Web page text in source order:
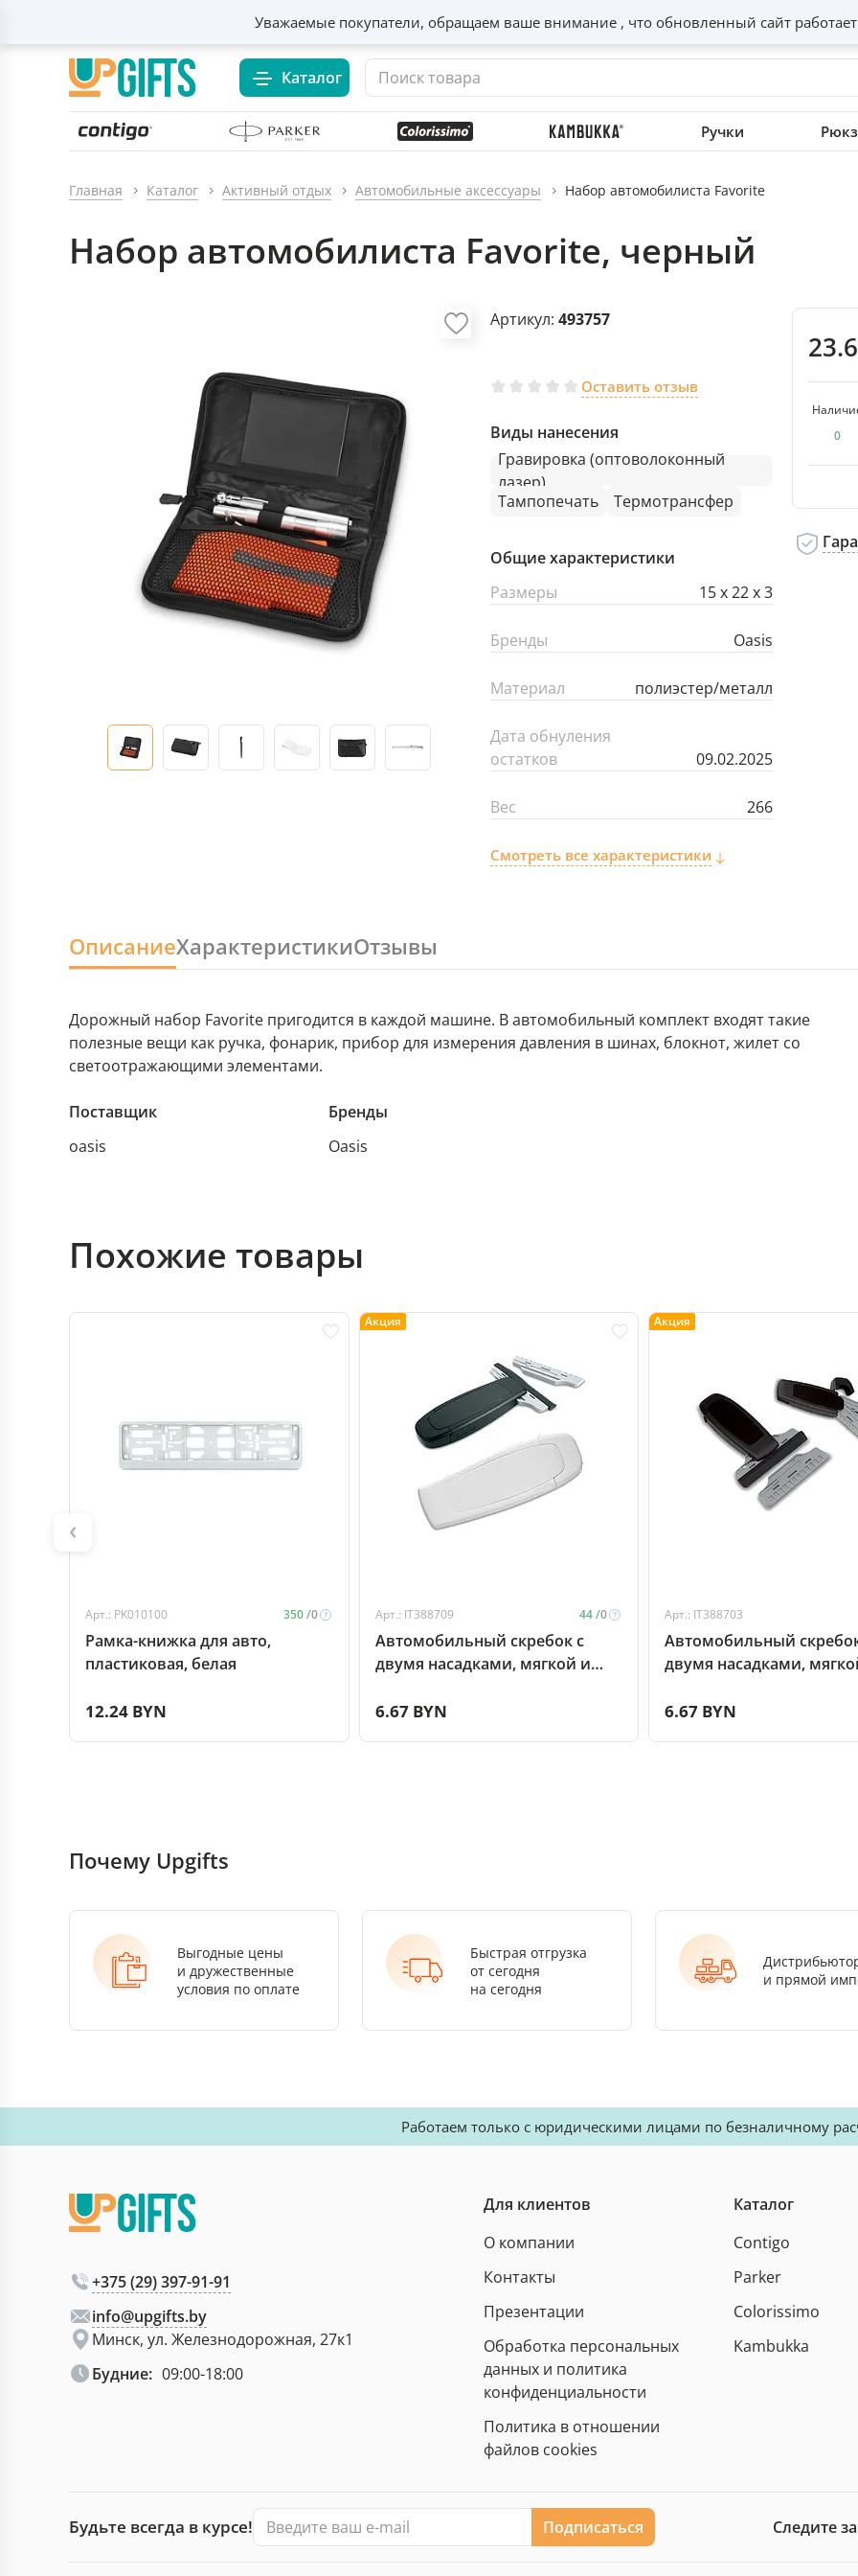
Уважаемые покупатели, обращаем ваше внимание , что обновленный сайт
Каталог
Ручки
Главная Каталог Активный отдых Автомобильные аксессуары Набор автомобилиста Favorite
Набор автомобилиста Favorite, черный
Артикул: 493757
Оставить отзыв
Виды нанесения
Гравировка (оптоволоконный
лазер)
Тампопечать
Термотрансфер
Общие характеристики
Размеры
15 х 22 х 3
Бренды Oasis
Материал полиэстер/металл
Дата обнуления
остатков
09.02.2025
Вес 266
Смотреть все характеристики
0
ОписаниеХарактеристикиОтзывы
Дорожный набор Favorite пригодится в каждой машине. В автомобильный комплект входят такие
полезные вещи как ручка, фонарик, прибор для измерения давления в шинах, блокнот, жилет со
светоотражающими элементами.
Поставщик
oasis
Бренды
Oasis
Похожие товары
Арт.: PK010100 350 /0
Рамка-книжка для авто,
пластиковая, белая
12.24 BYN
Акция
Арт.: IT388709 44 /0
Автомобильный скребок с
двумя насадками, мягкой и
6.67 BYN
Акция
Арт.: IT388703
Автомобильный
двумя насадками,
6.67 BYN
Почему Upgifts
Выгодные цены
и дружественные
условия по оплате
Быстрая отгрузка
от сегодня
на сегодня
и прямой
Работаем только с юридическими лицами по безналичному
+375 (29) 397-91-91
info@upgifts.by
Минск, ул. Железнодорожная, 27к1
Будние: 09:00-18:00
Для клиентов
О компании
Контакты
Презентации
Обработка персональных
данных и политика
конфиденциальности
Политика в отношении
файлов cookies
Каталог
Contigo
Parker
Colorissimo
Kambukka
Будьте всегда в курсе! Подписаться Следите